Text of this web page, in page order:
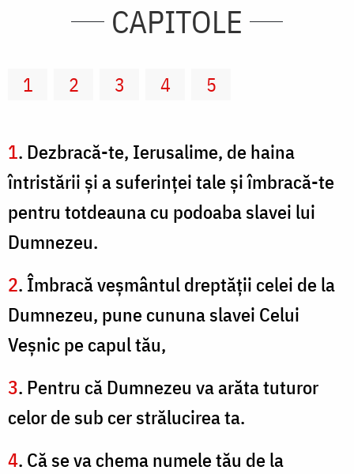
CAPITOLE
1 2 3 4 5
1. Dezbracă-te, Ierusalime, de haina
întristării şi a suferinţei tale şi îmbracă-te
pentru totdeauna cu podoaba slavei lui
Dumnezeu.
2. Îmbracă veşmântul dreptăţii celei de la
Dumnezeu, pune cununa slavei Celui
Veşnic pe capul tău,
3. Pentru că Dumnezeu va arăta tuturor
celor de sub cer strălucirea ta.
4. Că se va chema numele tău de la